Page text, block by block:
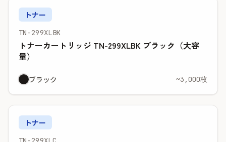
トナー
TN-299XLBK
トナーカートリッジ TN-299XLBK ブラック（大容
量）
ブラック ~3,000枚
トナー